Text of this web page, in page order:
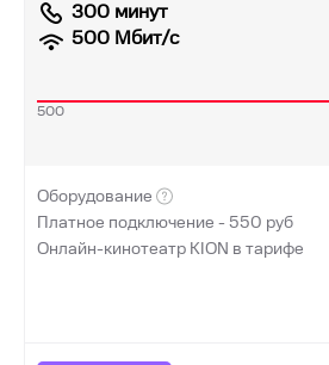
300 минут
500 Мбит/с
500
Оборудование
Платное подключение -550 руб
Онлайн-кинотеатр KION в тарифе